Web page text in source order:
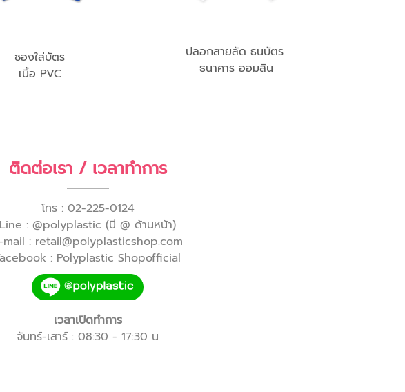
ซองใส่บัตร
เนื้อ PVC
ปลอกสายลัด ธนบัตร
ธนาคาร ออมสิน
ติดต่อเรา / เวลาทำการ
โทร : 02-225-0124
Line : @polyplastic (มี @ ด้านหน้า)
mail : retail@polyplasticshop.com
: Polyplastic Shopofficial
เวลาเปิดทำการ
จันทร์-เสาร์ : 08:30 - 17:30 น